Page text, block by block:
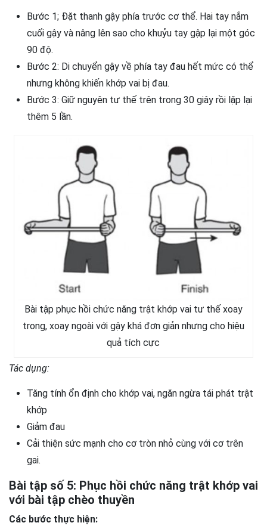
Bước 1; Đặt thanh gậy phía trước cơ thể. Hai tay nắm
cuối gậy và nâng lên sao cho khuỷu tay gập lại một góc
90 độ.
Bước 2: Di chuyển gậy về phía tay đau hết mức có thể
nhưng không khiến khớp vai bị đau.
Bước 3: Giữ nguyên tư thế trên trong 30 giây rồi lặp lại
thêm 5 lần.
Bài tập phục hồi chức năng trật khớp vai tư thế xoay
trong, xoay ngoài với gậy khá đơn giản nhưng cho hiệu
quả tích cực
Tác dụng:
Tăng tính ổn định cho khớp vai, ngăn ngừa tái phát trật
khớp
Giảm đau
Cải thiện sức mạnh cho cơ tròn nhỏ cùng với cơ trên
gai.
Bài tập số 5: Phục hồi chức năng trật khớp vai
với bài tập chèo thuyền
Các bước thực hiện: